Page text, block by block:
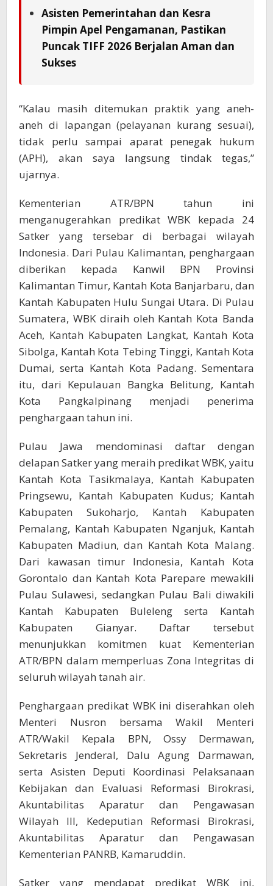
Asisten Pemerintahan dan Kesra
Pimpin Apel Pengamanan, Pastikan
Puncak TIFF 2026 Berjalan Aman dan
Sukses
“Kalau masih ditemukan praktik yang aneh-
aneh di lapangan (pelayanan kurang sesuai),
tidak perlu sampai aparat penegak hukum
(APH), akan saya langsung tindak tegas,”
ujarnya.
Kementerian ATR/BPN tahun ini
menganugerahkan predikat WBK kepada 24
Satker yang tersebar di berbagai wilayah
Indonesia. Dari Pulau Kalimantan, penghargaan
diberikan kepada Kanwil BPN Provinsi
Kalimantan Timur, Kantah Kota Banjarbaru, dan
Kantah Kabupaten Hulu Sungai Utara. Di Pulau
Sumatera, WBK diraih oleh Kantah Kota Banda
Aceh, Kantah Kabupaten Langkat, Kantah Kota
Sibolga, Kantah Kota Tebing Tinggi, Kantah Kota
Dumai, serta Kantah Kota Padang. Sementara
itu, dari Kepulauan Bangka Belitung, Kantah
Kota Pangkalpinang menjadi penerima
penghargaan tahun ini.
Pulau Jawa mendominasi daftar dengan
delapan Satker yang meraih predikat WBK, yaitu
Kantah Kota Tasikmalaya, Kantah Kabupaten
Pringsewu, Kantah Kabupaten Kudus; Kantah
Kabupaten Sukoharjo, Kantah Kabupaten
Pemalang, Kantah Kabupaten Nganjuk, Kantah
Kabupaten Madiun, dan Kantah Kota Malang.
Dari kawasan timur Indonesia, Kantah Kota
Gorontalo dan Kantah Kota Parepare mewakili
Pulau Sulawesi, sedangkan Pulau Bali diwakili
Kantah Kabupaten Buleleng serta Kantah
Kabupaten Gianyar. Daftar tersebut
menunjukkan komitmen kuat Kementerian
ATR/BPN dalam memperluas Zona Integritas di
seluruh wilayah tanah air.
Penghargaan predikat WBK ini diserahkan oleh
Menteri Nusron bersama Wakil Menteri
ATR/Wakil Kepala BPN, Ossy Dermawan,
Sekretaris Jenderal, Dalu Agung Darmawan,
serta Asisten Deputi Koordinasi Pelaksanaan
Kebijakan dan Evaluasi Reformasi Birokrasi,
Akuntabilitas Aparatur dan Pengawasan
Wilayah III, Kedeputian Reformasi Birokrasi,
Akuntabilitas Aparatur dan Pengawasan
Kementerian PANRB, Kamaruddin.
Satker yang mendapat predikat WBK ini,